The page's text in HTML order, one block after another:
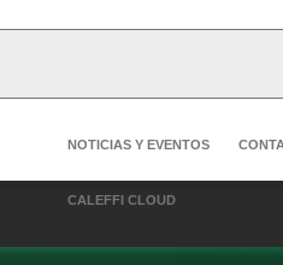
Header
NOTICIAS Y EVENTOS
CALEFFI CLOUD